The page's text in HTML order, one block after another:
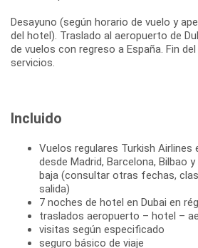
Desayuno (según horario de vuelo y
del hotel). Traslado al aeropuerto de
de vuelos con regreso a España. Fin
servicios.
Incluido
Vuelos regulares Turkish Airlines
desde Madrid, Barcelona, Bilbao
baja (consultar otras fechas,
salida)
7 noches de hotel en Dubai en
traslados aeropuerto – hotel –
visitas según especificado
seguro básico de viaje